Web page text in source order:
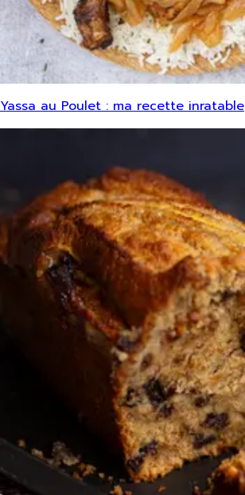
Yassa au Poulet : ma recette inratable